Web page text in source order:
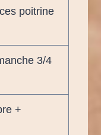
poitrine
3/4
+